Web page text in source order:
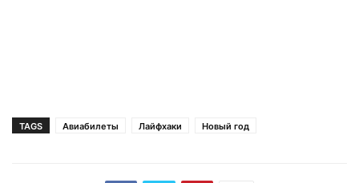
TAGS Авиабилеты Лайфхаки Новый год